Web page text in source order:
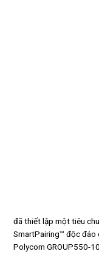
đã thiết lập một tiêu
SmartPairing™ độc đáo
Polycom GROUP550-